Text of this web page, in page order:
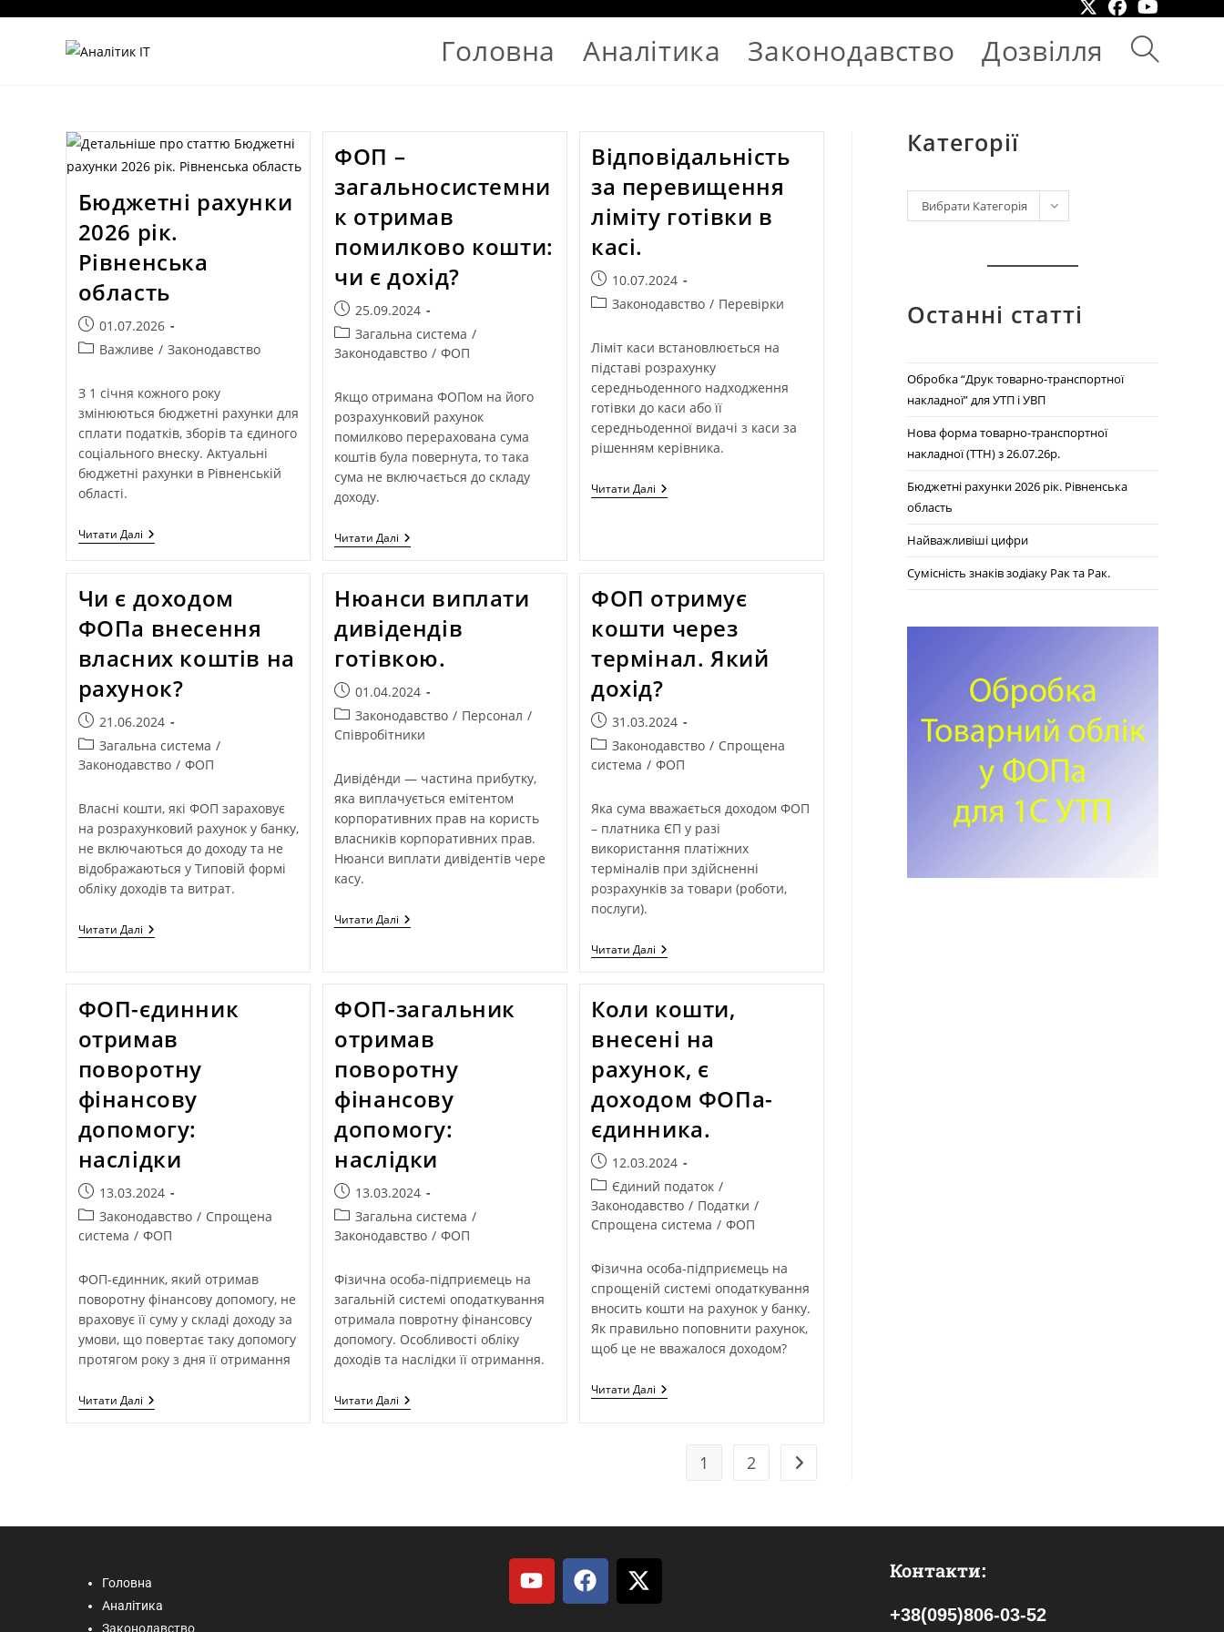
Головна Аналітика Законодавство Дозвілля
Бюджетні рахунки
2026 рік.
Рівненська
область
01.07.2026
Важливе / Законодавство
З 1 січня кожного року
змінюються бюджетні рахунки для
сплати податків, зборів та єдиного
соціального внеску. Актуальні
бюджетні рахунки в Рівненській
області.
Читати Далі
ФОП –
загальносистемни
к отримав
помилково кошти:
чи є дохід?
25.09.2024
Загальна система /
Законодавство / ФОП
Якщо отримана ФОПом на його
розрахунковий рахунок
помилково перерахована сума
коштів була повернута, то така
сума не включається до складу
доходу.
Читати Далі
Відповідальність
за перевищення
ліміту готівки в
касі.
10.07.2024
Законодавство / Перевірки
Ліміт каси встановлюється на
підставі розрахунку
середньоденного надходження
готівки до каси або її
середньоденної видачі з каси за
рішенням керівника.
Читати Далі
Чи є доходом
ФОПа внесення
власних коштів на
рахунок?
21.06.2024
Загальна система /
Законодавство / ФОП
Власні кошти, які ФОП зараховує
на розрахунковий рахунок у банку,
не включаються до доходу та не
відображаються у Типовій формі
обліку доходів та витрат.
Читати Далі
Нюанси виплати
дивідендів
готівкою.
01.04.2024
Законодавство / Персонал /
Співробітники
Дивіде́нди — частина прибутку,
яка виплачується емітентом
корпоративних прав на користь
власників корпоративних прав.
Нюанси виплати дивідентів чере
касу.
Читати Далі
ФОП отримує
кошти через
термінал. Який
дохід?
31.03.2024
Законодавство / Спрощена
система / ФОП
Яка сума вважається доходом ФОП
– платника ЄП у разі
використання платіжних
терміналів при здійсненні
розрахунків за товари (роботи,
послуги).
Читати Далі
ФОП-єдинник
отримав
поворотну
фінансову
допомогу:
наслідки
13.03.2024
Законодавство / Спрощена
система / ФОП
ФОП-єдинник, який отримав
поворотну фінансову допомогу, не
враховує її суму у складі доходу за
умови, що повертає таку допомогу
протягом року з дня її отримання
Читати Далі
ФОП-загальник
отримав
поворотну
фінансову
допомогу:
наслідки
13.03.2024
Загальна система /
Законодавство / ФОП
Фізична особа-підприємець на
загальній системі оподаткування
отримала повротну фінансовсу
допомогу. Особливості обліку
доходів та наслідки її отримання.
Читати Далі
Коли кошти,
внесені на
рахунок, є
доходом ФОПа-
єдинника.
12.03.2024
Єдиний податок /
Законодавство / Податки /
Спрощена система / ФОП
Фізична особа-підприємець на
спрощеній системі оподаткування
вносить кошти на рахунок у банку.
Як правильно поповнити рахунок,
щоб це не вважалося доходом?
Читати Далі
1 2
Категорії
Вибрати Категорія
Останні статті
Обробка “Друк товарно-транспортної
накладної” для УТП і УВП
Нова форма товарно-транспортної
накладної (ТТН) з 26.07.26р.
Бюджетні рахунки 2026 рік. Рівненська
область
Найважливіші цифри
Сумісність знаків зодіаку Рак та Рак.
Головна
Аналітика
Законодавство
Контакти:
+38(095)806-03-52